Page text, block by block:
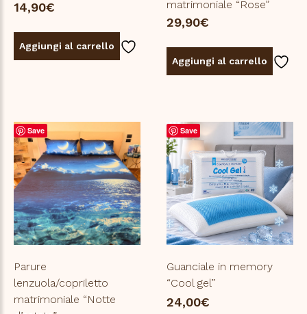
14,90€
Aggiungi al carrello
matrimoniale “Rose”
29,90€
Aggiungi al carrello
Save
Parure
lenzuola/copriletto
matrimoniale “Notte
Save
Guanciale in memory
“Cool gel”
24,00€